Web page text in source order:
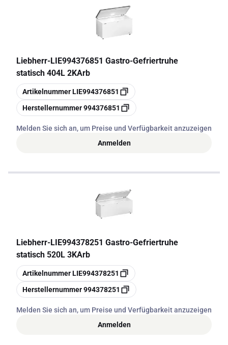
Liebherr-LIE994376851 Gastro-Gefriertruhe
statisch 404L 2KArb
Kopieren
ArtikelnummerLIE994376851
Kopieren
Herstellernummer994376851
Melden Sie sich an, um Preise und Verfügbarkeit anzuzeigen
Anmelden
Liebherr-LIE994378251 Gastro-Gefriertruhe
statisch 520L 3KArb
Kopieren
ArtikelnummerLIE994378251
Kopieren
Herstellernummer994378251
Melden Sie sich an, um Preise und Verfügbarkeit anzuzeigen
Anmelden